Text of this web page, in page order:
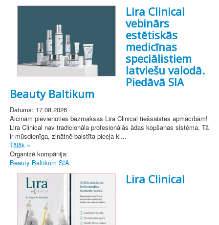
Lira Clinical
vebinārs
estētiskās
medicīnas
speciālistiem
latviešu valodā.
Piedāvā SIA
Beauty Baltikum
Datums: 17.08.2026
Aicinām pievienoties bezmaksas Lira Clinical tiešsaistes apmācībām!
Lira Clinical nav tradicionāla profesionālās ādas kopšanas sistēma. Tā
ir mūsdienīga, zinātnē balstīta pieeja kl...
Tālāk »
Organizē kompānija:
Beauty Baltikum SIA
Lira Clinical